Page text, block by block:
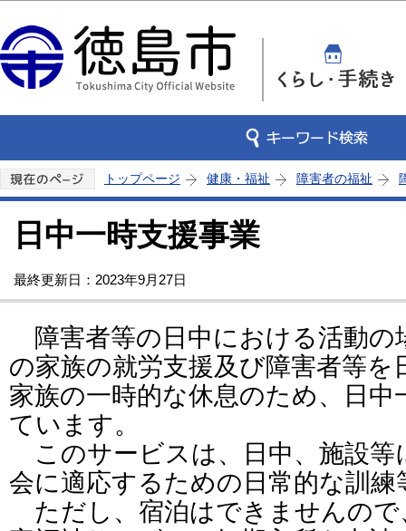
トップページ 健康・福祉 障害者の福祉
日中一時支援事業
最終更新日：2023年9月27日
障害者等の日中における活動の
の家族の就労支援及び障害者等
家族の一時的な休息のため、日中
ています。
このサービスは、日中、施設等
会に適応するための日常的な訓
ただし、宿泊はできませんので